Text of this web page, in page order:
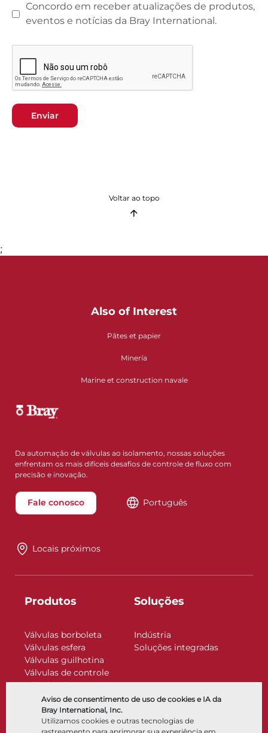
Aviso de consentimento de uso de cookies e IA da
Bray International, Inc.
Utilizamos cookies e outras tecnologias de
Concordo em receber atualizações de produtos,
eventos e notícias da Bray International.
Enviar
Voltar ao topo
;
Also of Interest
Pâtes et papier
Minería
Marine et construction navale
Da automação de válvulas ao isolamento, nossas soluções
enfrentam os mais difíceis desafios de controle de fluxo com
precisão e inovação.
Fale conosco Português
Locais próximos
Produtos
Válvulas borboleta
Válvulas esfera
Válvulas guilhotina
Válvulas de controle
Válvulas de retenção
Atuadores
Acessórios de controle
Criogênico
Soluções
Indústria
Soluções integradas